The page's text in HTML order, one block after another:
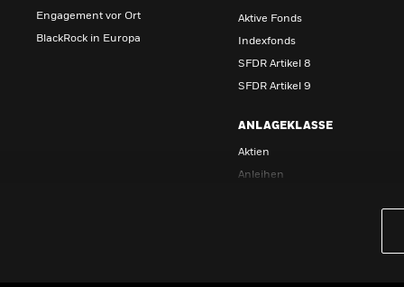
Engagement vor Ort
BlackRock in Europa
Aktive Fonds
Indexfonds
SFDR Artikel 8
SFDR Artikel 9
ANLAGEKLASSE
Aktien
Anleihen